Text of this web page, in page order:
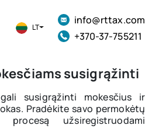
LT
info@rttax.com
+370-37-755211
susigrąžinti
susigrąžinti mokesčius ir
Pradėkite savo permokėtų
procesą užsiregistruodami